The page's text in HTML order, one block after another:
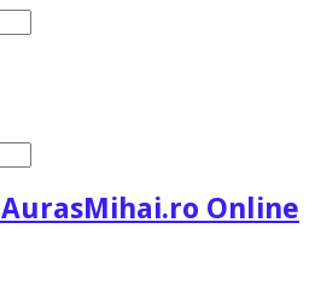
AurasMihai.ro Online